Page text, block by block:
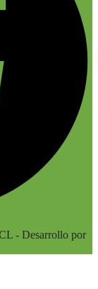
- Desarrollo por